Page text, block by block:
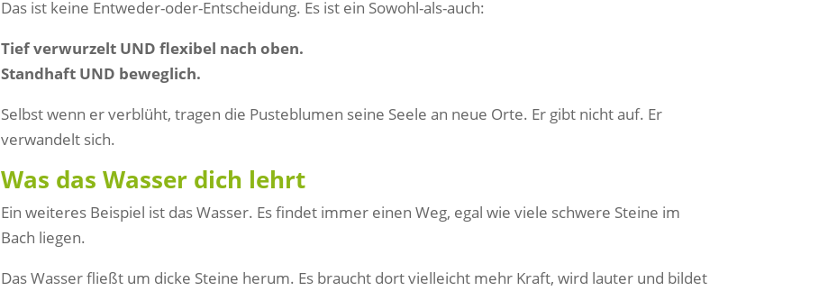
Das ist keine Entweder-oder-Entscheidung. Es ist ein Sowohl-als-auch:
Tief verwurzelt UND flexibel nach oben.
Standhaft UND beweglich.
Selbst wenn er verblüht, tragen die Pusteblumen seine Seele an neue Orte. Er gibt nicht auf. Er
verwandelt sich.
Was das Wasser dich lehrt
Ein weiteres Beispiel ist das Wasser. Es findet immer einen Weg, egal wie viele schwere Steine im
Bach liegen.
Das Wasser fließt um dicke Steine herum. Es braucht dort vielleicht mehr Kraft, wird lauter und bildet